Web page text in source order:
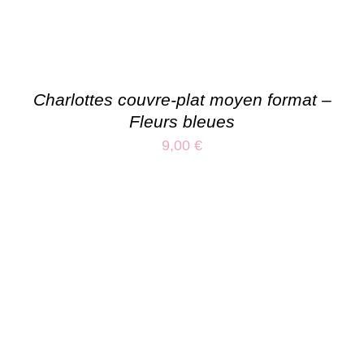
Charlottes couvre-plat moyen format –
Fleurs bleues
9,00 €